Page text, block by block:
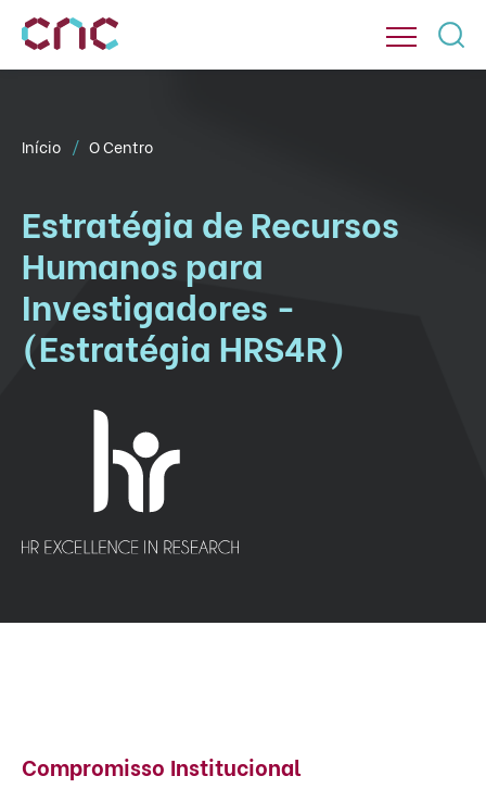
Início O Centro
Estratégia de Recursos
Humanos para
Investigadores -
(Estratégia HRS4R)
Compromisso Institucional